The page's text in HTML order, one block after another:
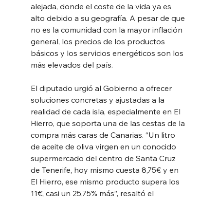
alejada, donde el coste de la vida ya es
alto debido a su geografía. A pesar de que
no es la comunidad con la mayor inflación
general, los precios de los productos
básicos y los servicios energéticos son los
más elevados del país.
El diputado urgió al Gobierno a ofrecer
soluciones concretas y ajustadas a la
realidad de cada isla, especialmente en El
Hierro, que soporta una de las cestas de la
compra más caras de Canarias. “Un litro
de aceite de oliva virgen en un conocido
supermercado del centro de Santa Cruz
de Tenerife, hoy mismo cuesta 8,75€ y en
El Hierro, ese mismo producto supera los
11€, casi un 25,75% más”, resaltó el